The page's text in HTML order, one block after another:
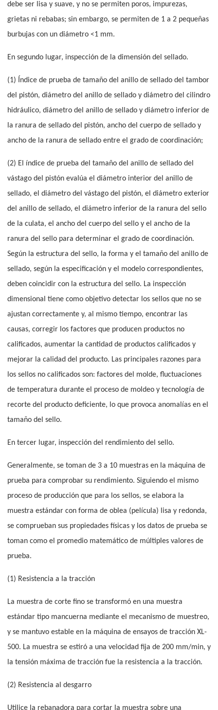
debe ser lisa y suave, y no se permiten poros, impurezas,
grietas ni rebabas; sin embargo, se permiten de 1 a 2 pequeñas
burbujas con un diámetro <1 mm.
En segundo lugar, inspección de la dimensión del sellado.
(1) Índice de prueba de tamaño del anillo de sellado del tambor
del pistón, diámetro del anillo de sellado y diámetro del cilindro
hidráulico, diámetro del anillo de sellado y diámetro inferior de
la ranura de sellado del pistón, ancho del cuerpo de sellado y
ancho de la ranura de sellado entre el grado de coordinación;
(2) El índice de prueba del tamaño del anillo de sellado del
vástago del pistón evalúa el diámetro interior del anillo de
sellado, el diámetro del vástago del pistón, el diámetro exterior
del anillo de sellado, el diámetro inferior de la ranura del sello
de la culata, el ancho del cuerpo del sello y el ancho de la
ranura del sello para determinar el grado de coordinación.
Según la estructura del sello, la forma y el tamaño del anillo de
sellado, según la especificación y el modelo correspondientes,
deben coincidir con la estructura del sello. La inspección
dimensional tiene como objetivo detectar los sellos que no se
ajustan correctamente y, al mismo tiempo, encontrar las
causas, corregir los factores que producen productos no
calificados, aumentar la cantidad de productos calificados y
mejorar la calidad del producto. Las principales razones para
los sellos no calificados son: factores del molde, fluctuaciones
de temperatura durante el proceso de moldeo y tecnología de
recorte del producto deficiente, lo que provoca anomalías en el
tamaño del sello.
En tercer lugar, inspección del rendimiento del sello.
Generalmente, se toman de 3 a 10 muestras en la máquina de
prueba para comprobar su rendimiento. Siguiendo el mismo
proceso de producción que para los sellos, se elabora la
muestra estándar con forma de oblea (película) lisa y redonda,
se comprueban sus propiedades físicas y los datos de prueba se
toman como el promedio matemático de múltiples valores de
prueba.
(1) Resistencia a la tracción
La muestra de corte fino se transformó en una muestra
estándar tipo mancuerna mediante el mecanismo de muestreo,
y se mantuvo estable en la máquina de ensayos de tracción XL-
500. La muestra se estiró a una velocidad fija de 200 mm/min, y
la tensión máxima de tracción fue la resistencia a la tracción.
(2) Resistencia al desgarro
Utilice la rebanadora para cortar la muestra sobre una